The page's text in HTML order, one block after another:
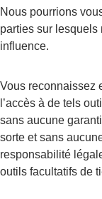
Nous pourrions
parties sur lesquels
influence.
Vous reconnaissez
l’accès à de tels
sans aucune
sorte et sans
responsabilité
outils facultatifs de